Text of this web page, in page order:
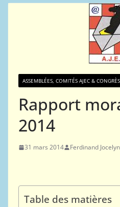
ASSEMBLÉES, COMITÉS AJEC &
Rapport
2014
31 mars 2014 Ferdinand Jocelyn
Table des matières